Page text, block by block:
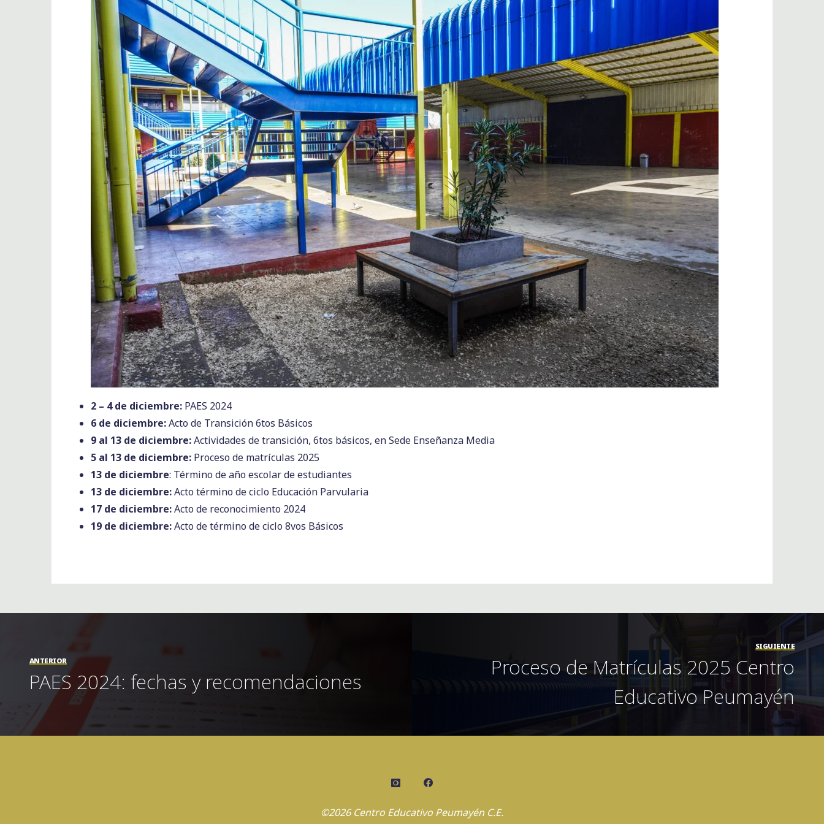
2 – 4 de diciembre: PAES 2024
6 de diciembre:Acto de Transición 6tos Básicos
9 al 13 de diciembre:Actividades de transición, 6tos básicos, en Sede Enseñanza Media
5 al 13 de diciembre: Proceso de matrículas 2025
13 de diciembre: Término de año escolar de estudiantes
13 de diciembre:Acto término de ciclo Educación Parvularia
17 de diciembre:Acto de reconocimiento 2024
19 de diciembre:Acto de término de ciclo 8vos Básicos
ANTERIOR
PAES 2024: fechas y recomendaciones
SIGUIENTE
Proceso de Matrículas 2025 Centro
Educativo Peumayén
©2026 Centro Educativo Peumayén C.E.